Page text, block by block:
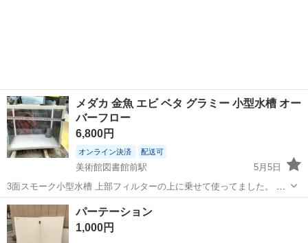
メダカ 金魚 エビ ベタ グラミー 小型水槽 オー
バーフロー
6,800円
オンライン決済 配送可
美術館図書館前駅
5月5日
3面スモーク小型水槽 上部フィルターの上に乗せて使ってました。 OF
加工して有ります 濾過機にも改造できます なんでもご相談下さい
福島 福島市
グラミー
パーテーション
1,000円